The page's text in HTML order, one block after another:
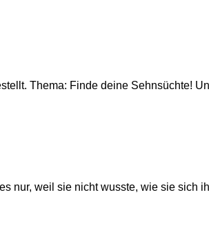
Thema: Finde deine Sehnsüchte!
nur, weil sie nicht wusste, wie sie sich